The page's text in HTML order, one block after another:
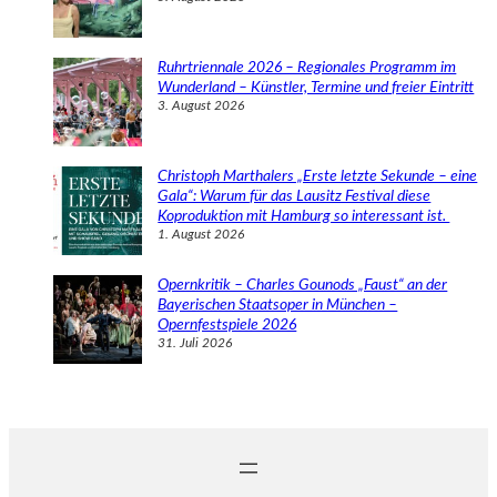
Ruhrtriennale 2026 – Regionales Programm im
Wunderland – Künstler, Termine und freier Eintritt
3. August 2026
Christoph Marthalers „Erste letzte Sekunde – eine
Gala“: Warum für das Lausitz Festival diese
Koproduktion mit Hamburg so interessant ist.
1. August 2026
Opernkritik – Charles Gounods „Faust“ an der
Bayerischen Staatsoper in München –
Opernfestspiele 2026
31. Juli 2026